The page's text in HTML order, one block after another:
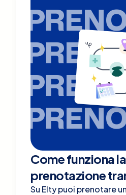
Come funziona la
prenotazione
Su Elty puoi prenotare